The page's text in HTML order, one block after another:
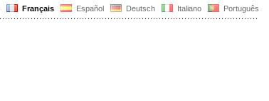
Français Español Deutsch Italiano Português